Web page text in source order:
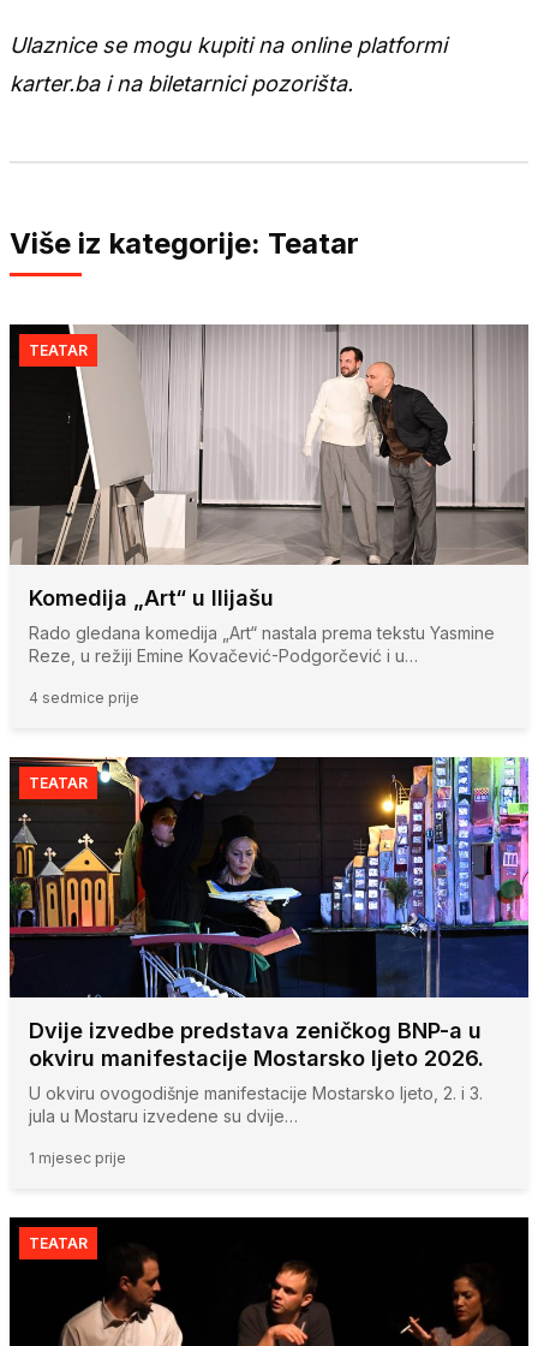
Ulaznice se mogu kupiti na online platformi
karter.ba i na biletarnici pozorišta.
Više iz kategorije: Teatar
TEATAR
Komedija „Art“ u Ilijašu
Rado gledana komedija „Art“ nastala prema tekstu Yasmine
Reze, u režiji Emine Kovačević-Podgorčević i u…
4 sedmice prije
TEATAR
Dvije izvedbe predstava zeničkog BNP-a u
okviru manifestacije Mostarsko ljeto 2026.
U okviru ovogodišnje manifestacije Mostarsko ljeto, 2. i 3.
jula u Mostaru izvedene su dvije…
1 mjesec prije
TEATAR